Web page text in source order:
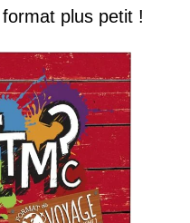
plus petit !